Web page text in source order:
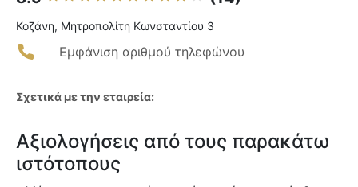
Κοζάνη, Μητροπολίτη Κωνσταντίου 3
Εμφάνιση αριθμού τηλεφώνου
Σχετικά με την εταιρεία:
Αξιολογήσεις από τους παρακάτω
ιστότοπους